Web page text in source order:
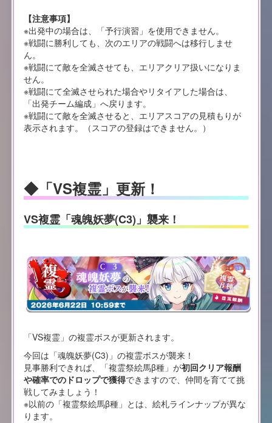
【注意事項】
※出発中の場合は、「予行演習」を使用できません。
※戦闘に勝利しても、次のエリアの戦闘へは移行しませ
ん。
※戦闘にて敵を全滅させても、エリアクリア扱いになりま
せん。
※戦闘にて全滅させられた場合やリタイアした場合は、
「出発チーム編成」へ戻ります。
※戦闘にて敵を全滅させると、エリアスコアの見積もりが
表示されます。（スコアの登録はできません。）
◆「VS複霊」更新！
VS複霊「魂魄妖夢(C3)」襲来！
「VS複霊」の複霊ボスが更新されます。
今回は「魂魄妖夢(C3)」の複霊ボスが襲来！
見事勝利できれば、「複霊祭絵馬β種」が初回クリア報酬
や確率でのドロップで獲得できますので、仲間を育てて挑
戦してみましょう！
※以前の「複霊祭絵馬β種」とは、絵札ラインナップが異な
ります。